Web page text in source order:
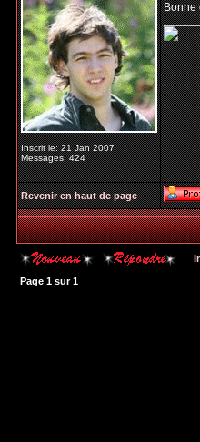
Inscrit le: 21 Jan 2007
Messages: 424
Bonne
Revenir en haut de page
Page 1 sur1